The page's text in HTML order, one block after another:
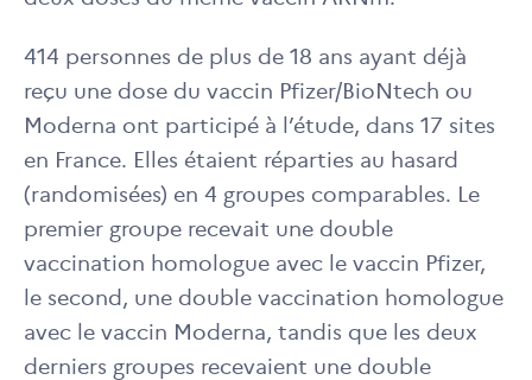
414 personnes de plus de 18 ans ayant déjà
reçu une dose du vaccin Pfizer/BioNtech ou
Moderna ont participé à l’étude, dans 17 sites
en France. Elles étaient réparties au hasard
(randomisées) en 4 groupes comparables. Le
premier groupe recevait une double
vaccination homologue avec le vaccin Pfizer,
le second, une double vaccination homologue
avec le vaccin Moderna, tandis que les deux
derniers groupes recevaient une double